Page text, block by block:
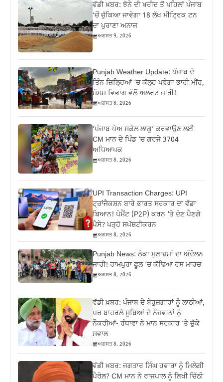
ਵੱਡੀ ਖ਼ਬਰ: ਝੋਨੇ ਦੀ ਖਰੀਦ ਤੋਂ ਪਹਿਲਾਂ ਪੰਜਾਬ
‘ਚੋਂ ਚੁੱਕਿਆ ਜਾਵੇਗਾ 18 ਲੱਖ ਮੀਟ੍ਰਿਕ ਟਨ
ਦਾ ਪੁਰਾਣਾ ਅਨਾਜ
ਅਗਸਤ 9, 2026
Punjab Weather Update: ਪੰਜਾਬ ਦੇ
ਤਿੰਨ ਜ਼‍ਿਲ੍ਹਿਆਂ ‘ਚ ਕੱਲ੍ਹ ਪਵੇਗਾ ਭਾਰੀ ਮੀਂਹ,
ਮੌਸਮ ਵਿਭਾਗ ਵੱਲੋਂ ਅਲਰਟ ਜਾਰੀ!
ਅਗਸਤ 8, 2026
‘ਪੰਜਾਬ ਪੇਅ ਸਕੇਲ ਲਾਗੂ’ ਕਰਵਾਉਣ ਲਈ
CM ਮਾਨ ਦੇ ਪਿੰਡ ‘ਚ ਗਰਜੇ 3704
ਅਧਿਆਪਕ
ਅਗਸਤ 8, 2026
UPI Transaction Charges: UPI
ਟ੍ਰਾਂਜੈਕਸ਼ਨ ਬਾਰੇ ਭਾਰਤ ਸਰਕਾਰ ਦਾ ਵੱਡਾ
ਬਿਆਨ! ਪੇਮੈਂਟ (P2P) ਕਰਨ ‘ਤੇ ਦੇਣ ਪੈਣਗੇ
ਪੈਸੇ? ਪੜ੍ਹੋ ਸਪੱਸ਼ਟੀਕਰਨ
ਅਗਸਤ 8, 2026
Punjab News: ਠੇਕਾ ਮੁਲਾਜ਼ਮਾਂ ਦਾ ਅੰਦੋਲਨ
ਜਾਰੀ! ਰਾਮਪੁਰਾ ਫੂਲ ‘ਚ ਕੱਢਿਆ ਰੋਸ ਮਾਰਚ
ਅਗਸਤ 8, 2026
ਵੱਡੀ ਖ਼ਬਰ: ਪੰਜਾਬ ਦੇ ਬੇਰੁਜ਼ਗਾਰਾਂ ਨੂੰ ਲਾਠੀਆਂ,
ਪਰ ਬਾਹਰਲੇ ਸੂਬਿਆਂ ਦੇ ਨੌਜਵਾਨਾਂ ਨੂੰ
ਨੌਕਰੀਆਂ- ਰੰਧਾਵਾ ਨੇ ਮਾਨ ਸਰਕਾਰ ‘ਤੇ ਚੁੱਕੇ
ਸਵਾਲ
ਅਗਸਤ 8, 2026
ਵੱਡੀ ਖ਼ਬਰ: ਜਗਤਾਰ ਸਿੰਘ ਹਵਾਰਾ ਨੂੰ ਮਿਲੇਗੀ
ਪੈਰੋਲ? CM ਮਾਨ ਨੇ ਰਾਜਪਾਲ ਨੂੰ ਲਿਖੀ ਚਿੱਠੀ